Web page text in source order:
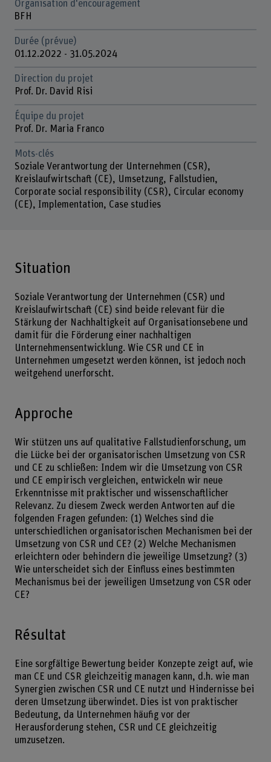
Organisation d'encouragement
BFH
Durée (prévue)
01.12.2022 - 31.05.2024
Direction du projet
Prof. Dr. David Risi
Équipe du projet
Prof. Dr. Maria Franco
Mots-clés
Soziale Verantwortung der Unternehmen (CSR),
Kreislaufwirtschaft (CE), Umsetzung, Fallstudien,
Corporate social responsibility (CSR), Circular economy
(CE), Implementation, Case studies
Situation
Soziale Verantwortung der Unternehmen (CSR) und
Kreislaufwirtschaft (CE) sind beide relevant für die
Stärkung der Nachhaltigkeit auf Organisationsebene und
damit für die Förderung einer nachhaltigen
Unternehmensentwicklung. Wie CSR und CE in
Unternehmen umgesetzt werden können, ist jedoch noch
weitgehend unerforscht.
Approche
Wir stützen uns auf qualitative Fallstudienforschung, um
die Lücke bei der organisatorischen Umsetzung von CSR
und CE zu schließen: Indem wir die Umsetzung von CSR
und CE empirisch vergleichen, entwickeln wir neue
Erkenntnisse mit praktischer und wissenschaftlicher
Relevanz. Zu diesem Zweck werden Antworten auf die
folgenden Fragen gefunden: (1) Welches sind die
unterschiedlichen organisatorischen Mechanismen bei der
Umsetzung von CSR und CE? (2) Welche Mechanismen
erleichtern oder behindern die jeweilige Umsetzung? (3)
Wie unterscheidet sich der Einfluss eines bestimmten
Mechanismus bei der jeweiligen Umsetzung von CSR oder
CE?
Résultat
Eine sorgfältige Bewertung beider Konzepte zeigt auf, wie
man CE und CSR gleichzeitig managen kann, d.h. wie man
Synergien zwischen CSR und CE nutzt und Hindernisse bei
deren Umsetzung überwindet. Dies ist von praktischer
Bedeutung, da Unternehmen häufig vor der
Herausforderung stehen, CSR und CE gleichzeitig
umzusetzen.